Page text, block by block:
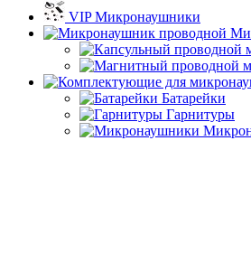
VIP Микронаушники
Батарейки
Гарнитуры